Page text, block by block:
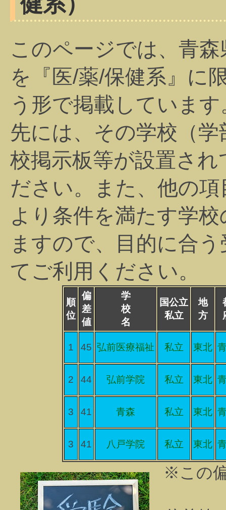
このページでは、青
を『医/薬/保健系』に
う形で掲載していま
先には、その学校（
校掲示板等が設置さ
ださい。また、他の
より条件を満たす学
ますので、目的に合
てご利用ください。
順
位
偏
差
値
学
校
名
国公立
私立
地
方
1 45 弘前医療福祉 私立 東北
2 44 弘前学院 私立 東北
3 41 青森 私立 東北
3 41 八戸学院 私立 東北
※この